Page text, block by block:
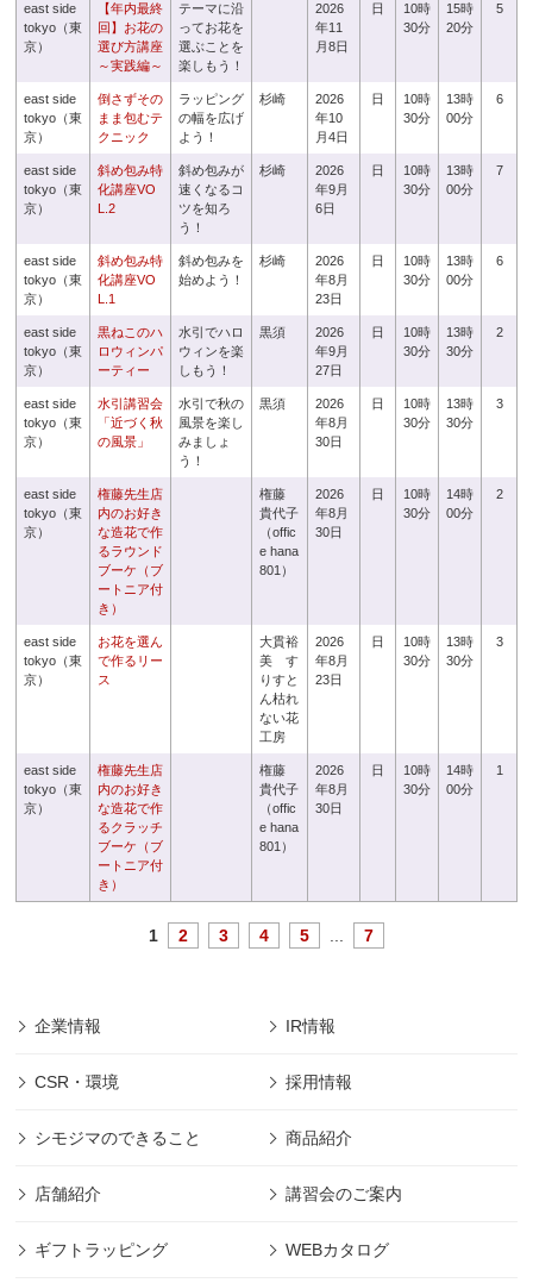
east side
tokyo（東
京）
【年内最終
回】お花の
選び方講座
～実践編～
テーマに沿
ってお花を
選ぶことを
楽しもう！
2026
年11
月8日
日
10時
30分
15時
20分
5
east side
tokyo（東
京）
倒さずその
まま包むテ
クニック
ラッピング
の幅を広げ
よう！
杉崎
2026
年10
月4日
日
10時
30分
13時
00分
6
east side
tokyo（東
京）
斜め包み特
化講座VO
L.2
斜め包みが
速くなるコ
ツを知ろ
う！
杉崎
2026
年9月
6日
日
10時
30分
13時
00分
7
east side
tokyo（東
京）
斜め包み特
化講座VO
L.1
斜め包みを
始めよう！
杉崎
2026
年8月
23日
日
10時
30分
13時
00分
6
east side
tokyo（東
京）
黒ねこのハ
ロウィンパ
ーティー
水引でハロ
ウィンを楽
しもう！
黒須
2026
年9月
27日
日
10時
30分
13時
30分
2
east side
tokyo（東
京）
水引講習会
「近づく秋
の風景」
水引で秋の
風景を楽し
みましょ
う！
黒須
2026
年8月
30日
日
10時
30分
13時
30分
3
east side
tokyo（東
京）
権藤先生店
内のお好き
な造花で作
るラウンド
ブーケ（ブ
ートニア付
き）
権藤
貴代子
（offic
e hana
801）
2026
年8月
30日
日
10時
30分
14時
00分
2
east side
tokyo（東
京）
お花を選ん
で作るリー
ス
大貫裕
美 す
りすと
ん枯れ
ない花
工房
2026
年8月
23日
日
10時
30分
13時
30分
3
east side
tokyo（東
京）
権藤先生店
内のお好き
な造花で作
るクラッチ
ブーケ（ブ
ートニア付
き）
権藤
貴代子
（offic
e hana
801）
2026
年8月
30日
日
10時
30分
14時
00分
1
1 2 3 4 5 7
企業情報 IR情報
CSR・環境 採用情報
シモジマのできること 商品紹介
店舗紹介 講習会のご案内
ギフトラッピング WEBカタログ